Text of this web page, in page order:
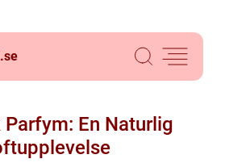
se
En Naturlig